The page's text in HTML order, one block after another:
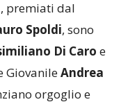
premiati dal
Spoldi, sono
Di Caro e
GiovanileAndrea
orgoglio e